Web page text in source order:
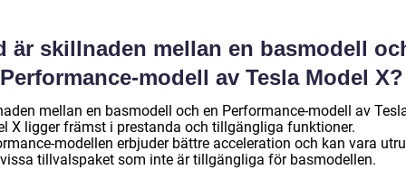
är skillnaden mellan en basmodell
modell av Tesla Model X?
mellan en basmodell och en Performance-modell av
X ligger främst i prestanda och tillgängliga funktioner.
modellen erbjuder bättre acceleration och kan vara
tillvalspaket som inte är tillgängliga för basmodellen.